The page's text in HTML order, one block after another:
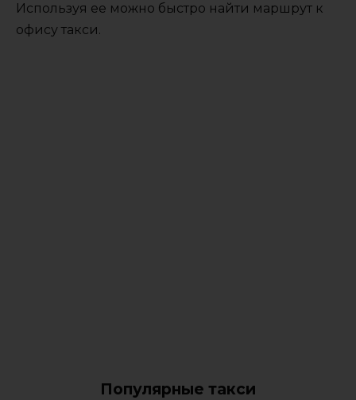
Используя ее можно быстро найти маршрут к
офису такси.
Популярные такси